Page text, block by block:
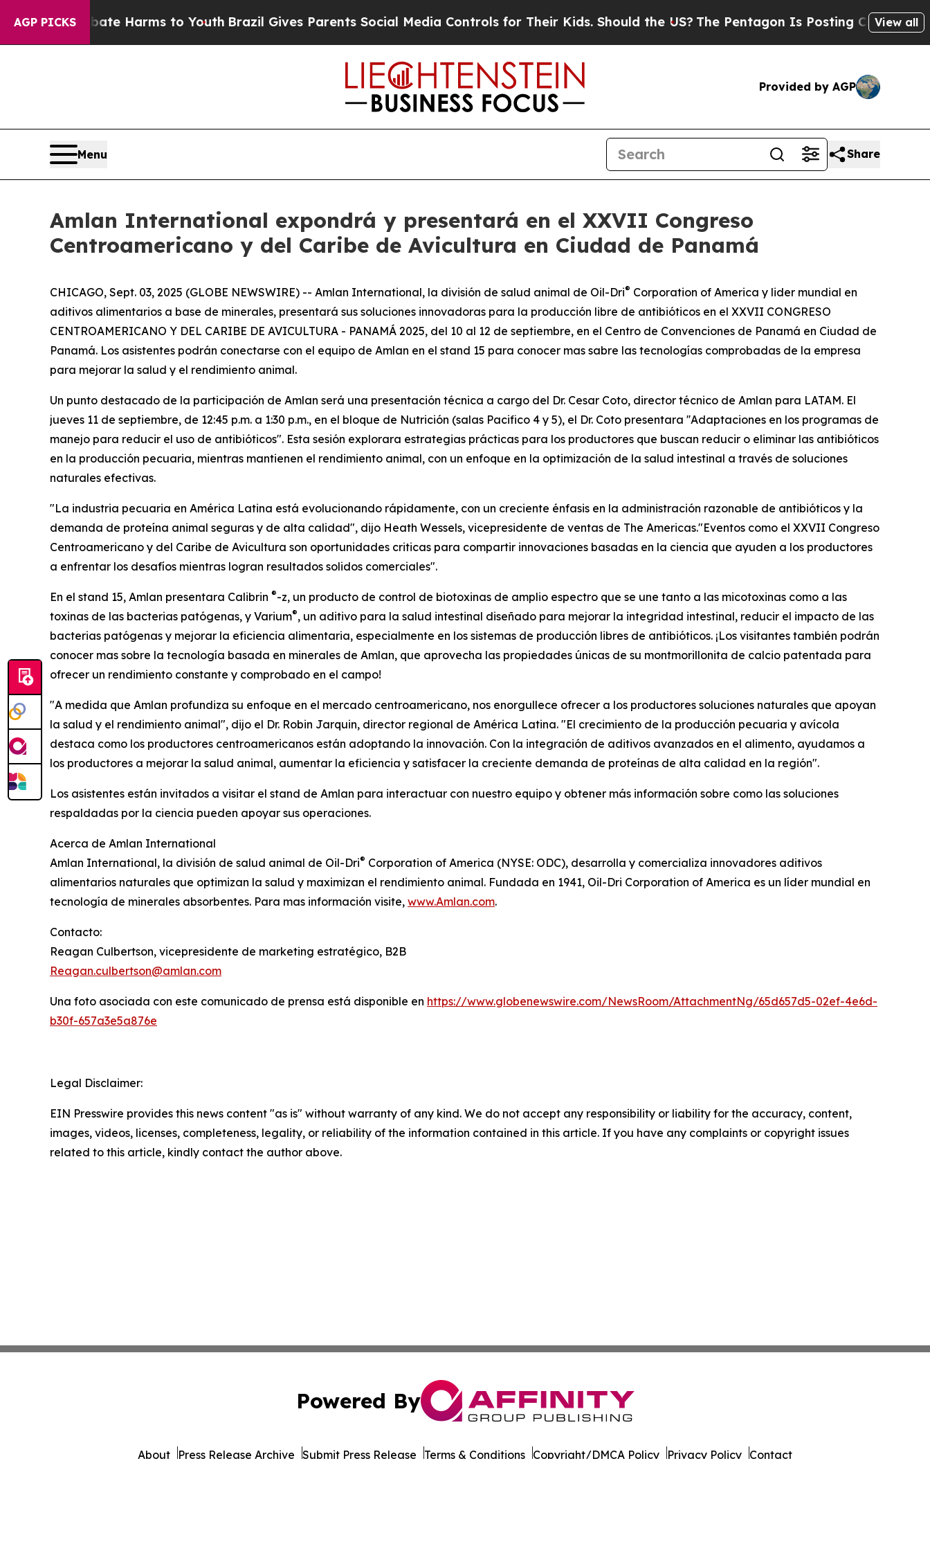
AGP PICKS
to Abate Harms to YouthBrazil Gives Parents Social Media Controls for Their Kids. Should the US?The Pentagon Is Posting Cryptic Biblical
View all
Provided by AGP
Menu Share
Amlan International expondrá y presentará en el XXVII Congreso
Centroamericano y del Caribe de Avicultura en Ciudad de Panamá
CHICAGO, Sept. 03, 2025 (GLOBE NEWSWIRE) -- Amlan International, la división de salud animal de Oil-Dri® Corporation of America y lider mundial en
aditivos alimentarios a base de minerales, presentará sus soluciones innovadoras para la producción libre de antibióticos en el XXVII CONGRESO
CENTROAMERICANO Y DEL CARIBE DE AVICULTURA - PANAMÁ 2025, del 10 al 12 de septiembre, en el Centro de Convenciones de Panamá en Ciudad de
Panamá. Los asistentes podrán conectarse con el equipo de Amlan en el stand 15 para conocer mas sabre las tecnologías comprobadas de la empresa
para mejorar la salud y el rendimiento animal.
Un punto destacado de la participación de Amlan será una presentación técnica a cargo del Dr. Cesar Coto, director técnico de Amlan para LATAM. El
jueves 11 de septiembre, de 12:45 p.m. a 1:30 p.m., en el bloque de Nutrición (salas Pacifico 4 y 5), el Dr. Coto presentara ''Adaptaciones en los programas de
manejo para reducir el uso de antibióticos". Esta sesión explorara estrategias prácticas para los productores que buscan reducir o eliminar las antibióticos
en la producción pecuaria, mientras mantienen el rendimiento animal, con un enfoque en la optimización de la salud intestinal a través de soluciones
naturales efectivas.
"La industria pecuaria en América Latina está evolucionando rápidamente, con un creciente énfasis en la administración razonable de antibióticos y la
demanda de proteína animal seguras y de alta calidad", dijo Heath Wessels, vicepresidente de ventas de The Americas."Eventos como el XXVII Congreso
Centroamericano y del Caribe de Avicultura son oportunidades criticas para compartir innovaciones basadas en la ciencia que ayuden a los productores
a enfrentar los desafíos mientras logran resultados solidos comerciales".
En el stand 15, Amlan presentara Calibrin ®-z, un producto de control de biotoxinas de amplio espectro que se une tanto a las micotoxinas como a las
toxinas de las bacterias patógenas, y Varium®, un aditivo para la salud intestinal diseñado para mejorar la integridad intestinal, reducir el impacto de las
bacterias patógenas y mejorar la eficiencia alimentaria, especialmente en los sistemas de producción libres de antibióticos. ¡Los visitantes también podrán
conocer mas sobre la tecnología basada en minerales de Amlan, que aprovecha las propiedades únicas de su montmorillonita de calcio patentada para
ofrecer un rendimiento constante y comprobado en el campo!
"A medida que Amlan profundiza su enfoque en el mercado centroamericano, nos enorgullece ofrecer a los productores soluciones naturales que apoyan
la salud y el rendimiento animal", dijo el Dr. Robin Jarquin, director regional de América Latina. "El crecimiento de la producción pecuaria y avícola
destaca como los productores centroamericanos están adoptando la innovación. Con la integración de aditivos avanzados en el alimento, ayudamos a
los productores a mejorar la salud animal, aumentar la eficiencia y satisfacer la creciente demanda de proteínas de alta calidad en la región".
Los asistentes están invitados a visitar el stand de Amlan para interactuar con nuestro equipo y obtener más información sobre como las soluciones
respaldadas por la ciencia pueden apoyar sus operaciones.
Acerca de Amlan International
Amlan International, la división de salud animal de Oil-Dri® Corporation of America (NYSE: ODC), desarrolla y comercializa innovadores aditivos
alimentarios naturales que optimizan la salud y maximizan el rendimiento animal. Fundada en 1941, Oil-Dri Corporation of America es un líder mundial en
tecnología de minerales absorbentes. Para mas información visite, www.Amlan.com.
Contacto:
Reagan Culbertson, vicepresidente de marketing estratégico, B2B
Reagan.culbertson@amlan.com
Una foto asociada con este comunicado de prensa está disponible en https://www.globenewswire.com/NewsRoom/AttachmentNg/65d657d5-02ef-4e6d-
b30f-657a3e5a876e
Legal Disclaimer:
EIN Presswire provides this news content "as is" without warranty of any kind. We do not accept any responsibility or liability for the accuracy, content,
images, videos, licenses, completeness, legality, or reliability of the information contained in this article. If you have any complaints or copyright issues
related to this article, kindly contact the author above.
Powered By
About Press Release Archive Submit Press Release Terms & Conditions Copyright/DMCA Policy Privacy Policy Contact